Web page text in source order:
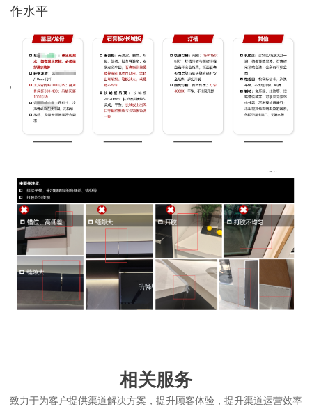
作水平
相关服务
致力于为客户提供渠道解决方案，提升顾客体验，提升渠道运营效率